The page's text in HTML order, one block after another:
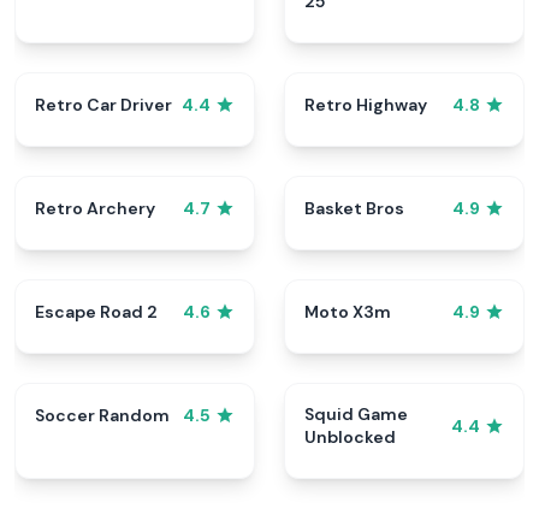
Retro Car Driver 4.4 Retro Highway 4.8
Retro Archery 4.7 Basket Bros 4.9
Escape Road 2 4.6 Moto X3m 4.9
Soccer Random 4.5
Squid Game
Unblocked
4.4